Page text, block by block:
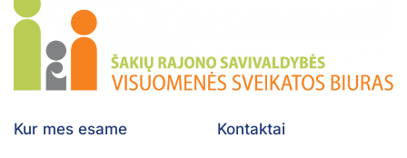
Kur mes esame Kontaktai